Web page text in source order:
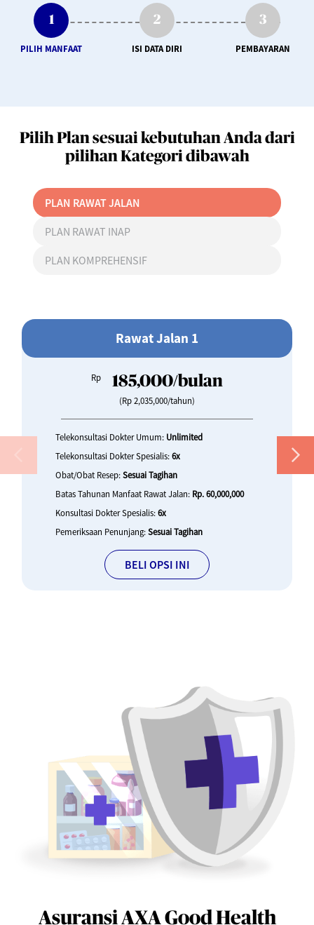
PILIH MANFAAT ISI DATA DIRI PEMBAYARAN
Pilih Plan sesuai kebutuhan Anda dari
pilihan Kategori dibawah
PLAN RAWAT JALAN
PLAN RAWAT INAP
PLAN KOMPREHENSIF
Rawat Jalan 1
Rp 185,000/bulan
(Rp 2,035,000/tahun)
Telekonsultasi Dokter Umum: Unlimited
Telekonsultasi Dokter Spesialis:6x
Obat/Obat Resep:Sesuai Tagihan
Batas Tahunan Manfaat Rawat Jalan: Rp. 60,000,000
Konsultasi Dokter Spesialis:6x
Pemeriksaan Penunjang:Sesuai Tagihan
BELI OPSI INI
Asuransi AXA Good Health